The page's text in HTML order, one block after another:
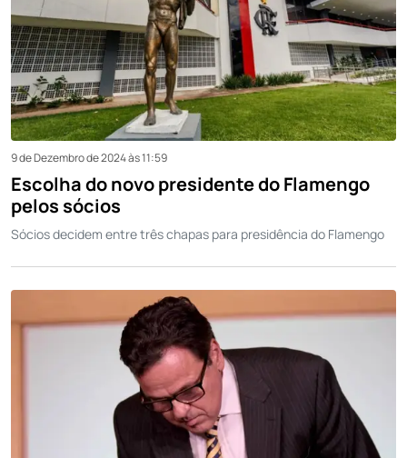
9 de Dezembro de 2024 às 11:59
Escolha do novo presidente do Flamengo
pelos sócios
Sócios decidem entre três chapas para presidência do Flamengo